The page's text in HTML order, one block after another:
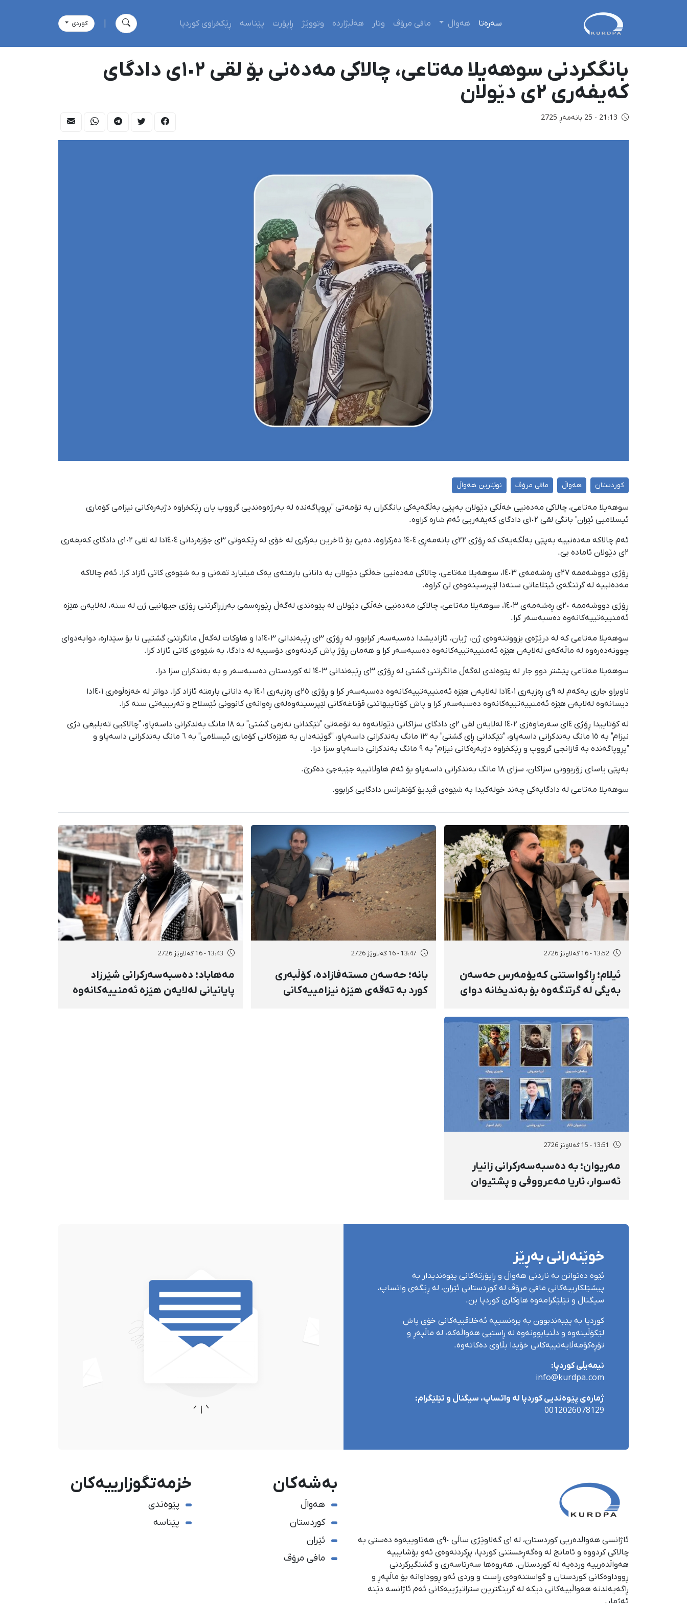
سەرەتا هەواڵ مافی مرۆڤ وتار هەڵبژاردە وتووێژ ڕاپۆرت پێناسە ڕێکخراوی کوردپا كوردی
بانگکردنی سوهەیلا مەتاعی، چالاکی مەدەنی بۆ لقی ١٠٢ی دادگای
کەیفەری ٢ی دێولان
21:13 - 25 بانەمەڕ 2725
کوردستان هەواڵ مافی مرۆڤ نوێترین هەواڵ
سوهەیلا مەتاعی، چالاکی مەدەنیی خەڵکی دێولان بەپێی بەڵگەیەکی بانگکران بە تۆمەتی "پڕوپاگەندە لە بەرژەوەندیی گرووپ یان ڕێکخراوە دژبەرەکانی نیزامی کۆماری
ئیسلامیی ئێران" بانگی لقی ١٠٢ی دادگای کەیفەریی ئەم شارە کراوە.
ئەم چالاکە مەدەنییە بەپێی بەڵگەیەک کە ڕۆژی ٢٢ی بانەمەڕی ١٤٠٤ دەرکراوە، دەبێ بۆ ئاخرین بەرگری لە خۆی لە ڕێکەوتی ٣ی جۆزەردانی ١٤٠٤دا لە لقی ١٠٢ی دادگای کەیفەری
٢ی دێولان ئامادە بێ.
ڕۆژی دووشەممە ٢٧ی ڕەشەمەی ١٤٠٣، سوهەیلا مەتاعی، چالاکی مەدەنیی خەڵکی دێولان بە دانانی بارمتەی یەک میلیارد تمەنی و بە شێوەی کاتی ئازاد کرا. ئەم چالاکە
مەدەنییە لە گرتنگەی ئیتلاعاتی سنەدا لێپرسینەوەی لێ کراوە.
ڕۆژی دووشەممە ٢٠ی ڕەشەمەی ١٤٠٣، سوهەیلا مەتاعی، چالاکی مەدەنیی خەڵکی دێولان لە پێوەندی لەگەڵ ڕێوڕەسمی بەرزڕاگرتنی ڕۆژی جیهانیی ژن لە سنە، لەلایەن هێزە
ئەمنییەتییەکانەوە دەسبەسەر کرا.
سوهەیلا مەتاعی کە لە درێژەی بزووتنەوەی ژن، ژیان، ئازادیشدا دەسبەسەر کرابوو، لە ڕۆژی ٣ی ڕێبەندانی ١٤٠٣دا و هاوکات لەگەڵ مانگرتنی گشتیی نا بۆ سێدارە، دوابەدوای
چوونەدەرەوە لە ماڵەکەی لەلایەن هێزە ئەمنییەتییەکانەوە دەسبەسەر کرا و هەمان ڕۆژ پاش کردنەوەی دۆسییە لە دادگا، بە شێوەی کاتی ئازاد کرا.
سوهەیلا مەتاعی پێشتر دوو جار لە پێوەندی لەگەڵ مانگرتنی گشتی لە ڕۆژی ٣ی ڕێبەندانی ١٤٠٣ لە کوردستان دەسبەسەر و بە بەندکران سزا درا.
ناوبراو جاری یەکەم لە ٩ی ڕەزبەری ١٤٠١دا لەلایەن هێزە ئەمنییەتییەکانەوە دەسبەسەر کرا و ڕۆژی ٢٥ی ڕەزبەری ١٤٠١ بە دانانی بارمتە ئازاد کرا. دواتر لە خەزەڵوەری ١٤٠١دا
دیسانەوە لەلایەن هێزە ئەمنییەتییەکانەوە دەسبەسەر کرا و پاش کۆتاییهاتنی قۆناغەکانی لێپرسینەوەلەی ڕەوانەی کانوونی ئێسلاح و تەربییەتی سنە کرا.
لە کۆتاییدا ڕۆژی ١٤ی سەرماوەزی ١٤٠٢ لەلایەن لقی ٢ی دادگای سزاکانی دێولانەوە بە تۆمەتی "تێکدانی نەزمی گشتی" بە ١٨ مانگ بەندکرانی داسەپاو، "چالاکیی تەبلیغی دژی
نیزام" بە ١٥ مانگ بەندکرانی داسەپاو، "تێکدانی ڕای گشتی" بە ١٣ مانگ بەندکرانی داسەپاو، "گوێنەدان بە هێزەکانی کۆماری ئیسلامی" بە ٦ مانگ بەندکرانی داسەپاو و
"پڕوپاگەندە بە قازانجی گرووپ و ڕێکخراوە دژبەرەکانی نیزام" بە ٩ مانگ بەندکرانی داسەپاو سزا درا.
بەپێی یاسای زۆربوونی سزاکان، سزای ١٨ مانگ بەندکرانی داسەپاو بۆ ئەم هاوڵاتییە جێبەجێ دەکرێ.
سوهەیلا مەتاعی لە دادگایەکی چەند خولەکیدا بە شێوەی ڤیدیۆ کۆنفرانس دادگایی کرابوو.
13:52 - 16 گەلاوێژ 2726
ئیلام؛ ڕاگواستنی کەیۆمەرس حەسەن
بەیگی لە گرتنگەوە بۆ بەندیخانە دوای
توندوتیژانە
13:47 - 16 گەلاوێژ 2726
بانه؛ حەسەن مستەفازادە، کۆڵبەری
کورد بە تەقەی هێزە نیزامییەکانی
13:43 - 16 گەلاوێژ 2726
مەهاباد؛ دەسبەسەرکرانی شێرزاد
پایانیانی لەلایەن هێزە ئەمنییەکانەوە
13:51 - 15 گەلاوێژ 2726
مەریوان؛ بە دەسبەسەرکرانی زانیار
ئەسوار، ئاریا مەعرووفی و پشتیوان
کەس زیادی کرد
خوێنەرانی بەڕێز
ئێوە دەتوانن بە ناردنی هەواڵ و ڕاپۆرتەکانی پێوەندیدار بە
پیشێلکارییەکانی مافی مرۆڤ لە کوردستانی ئێران، لە ڕێگەی واتساپ،
سیگناڵ و تێلێگرامەوە هاوکاری کوردپا بن.
کوردپا بە پێبەندبوون بە پرەنسیپە ئەخلاقییەکانی خۆی پاش
لێکۆڵینەوە و دڵنیابوونەوە لە ڕاستیی هەواڵەکە، لە ماڵپەڕ و
تۆڕەکۆمەڵایەتییەکانی خۆیدا بڵاوی دەکاتەوە.
ئیمەیڵی کوردپا:
info@kurdpa.com
ژمارەی پێوەندیی کوردپا لە واتساپ، سیگناڵ و تێلێگرام:
0012026078129
ئاژانسی هەواڵدەریی کوردستان، لە ١ی گەلاوێژی ساڵی ٩٠ی هەتاوییەوە دەستی بە
چالاکی کردووە و ئامانج لە وەگەڕخستنی كوردپا، پڕكردنەوەی ئەو بۆشایییە
هەواڵدەرییە وردەیە لە كوردستان. هەروەها سەرتاسەری و گشتگیركردنی
ڕووداوەكانی كوردستان و گواستنەوەی ڕاست و وردی ئەو ڕووداوانە بۆ ماڵپەڕ و
ڕاگەیەندنە هەواڵییەكانی دیكە لە گرینگترین ستراتیژییەكانی ئەم ئاژانسە دێنە
بەشەکان
هەواڵ
کوردستان
ئێران
مافی مرۆڤ
خزمەتگوزارییەکان
پێوەندی
پێناسە